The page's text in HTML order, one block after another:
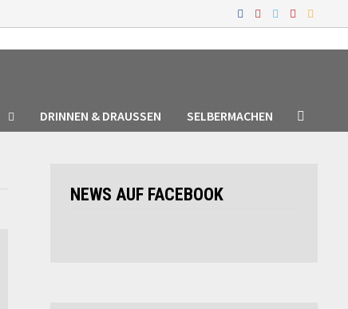
DRINNEN & DRAUSSEN SELBERMACHEN
NEWS AUF FACEBOOK